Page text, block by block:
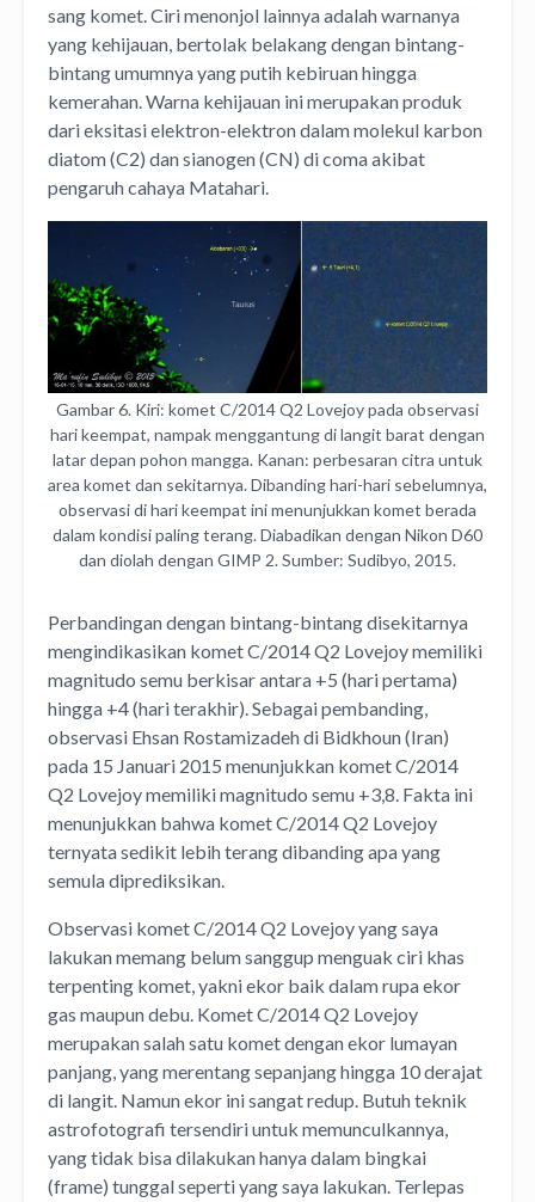
sang komet. Ciri menonjol lainnya adalah warnanya
yang kehijauan, bertolak belakang dengan bintang-
bintang umumnya yang putih kebiruan hingga
kemerahan. Warna kehijauan ini merupakan produk
dari eksitasi elektron-elektron dalam molekul karbon
diatom (C2) dan sianogen (CN) di coma akibat
pengaruh cahaya Matahari.
Gambar 6. Kiri: komet C/2014 Q2 Lovejoy pada observasi
hari keempat, nampak menggantung di langit barat dengan
latar depan pohon mangga. Kanan: perbesaran citra untuk
area komet dan sekitarnya. Dibanding hari-hari sebelumnya,
observasi di hari keempat ini menunjukkan komet berada
dalam kondisi paling terang. Diabadikan dengan Nikon D60
dan diolah dengan GIMP 2. Sumber: Sudibyo, 2015.
Perbandingan dengan bintang-bintang disekitarnya
mengindikasikan komet C/2014 Q2 Lovejoy memiliki
magnitudo semu berkisar antara +5 (hari pertama)
hingga +4 (hari terakhir). Sebagai pembanding,
observasi Ehsan Rostamizadeh di Bidkhoun (Iran)
pada 15 Januari 2015 menunjukkan komet C/2014
Q2 Lovejoy memiliki magnitudo semu +3,8. Fakta ini
menunjukkan bahwa komet C/2014 Q2 Lovejoy
ternyata sedikit lebih terang dibanding apa yang
semula diprediksikan.
Observasi komet C/2014 Q2 Lovejoy yang saya
lakukan memang belum sanggup menguak ciri khas
terpenting komet, yakni ekor baik dalam rupa ekor
gas maupun debu. Komet C/2014 Q2 Lovejoy
merupakan salah satu komet dengan ekor lumayan
panjang, yang merentang sepanjang hingga 10 derajat
di langit. Namun ekor ini sangat redup. Butuh teknik
astrofotografi tersendiri untuk memunculkannya,
yang tidak bisa dilakukan hanya dalam bingkai
(frame) tunggal seperti yang saya lakukan. Terlepas